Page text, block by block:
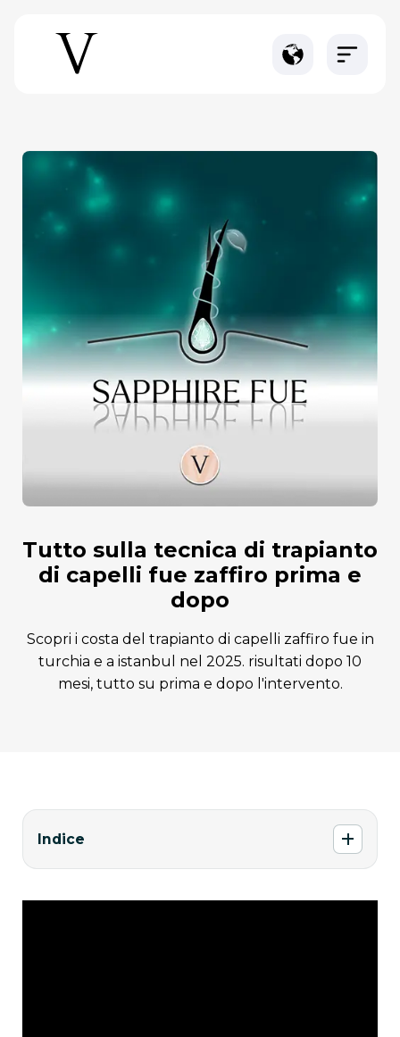
tutto sulla tecnica di trapianto
di capelli fue zaffiro prima e
dopo
scopri i costa del trapianto di capelli zaffiro fue in
turchia e a istanbul nel 2025. risultati dopo 10
mesi, tutto su prima e dopo l'intervento.
Indice